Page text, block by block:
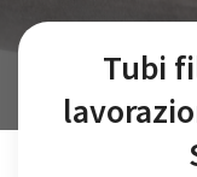
Tubi